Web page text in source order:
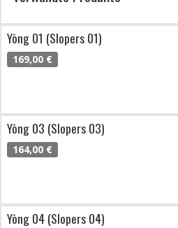
Yōng 01 (Slopers 01)
169,00 €
Yōng 03 (Slopers 03)
164,00 €
Yōng 04 (Slopers 04)